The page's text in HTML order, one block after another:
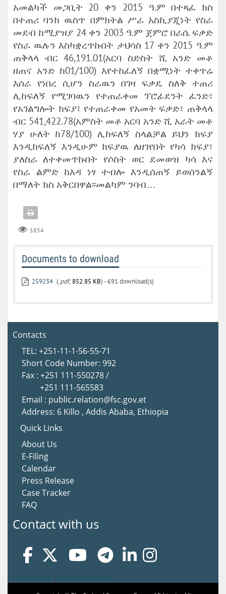
አመልካች መጋቢት 20 ቀን 2015 ዓ.ም በተጻፈ ክስ
በተጠሪ ባንክ ዉስጥ በምክትል ሥራ አስኪያጂነት የስራ
መደብ ከሚያዝያ 24 ቀን 2003 ዓ.ም ጀምሮ በራሴ ፍቃድ
የስራ ዉሉን እስካቋረጥኩበት ታህሳስ 17 ቀን 2015 ዓ.ም
ጠቅላላ ብር 46,191.01(አርባ ስድስት ሺ አንድ መቶ
ዘጠና አንድ ከ01/100) እየተከፈለኝ በቋሚነት ተቀጥሬ
እሰራ የነበረ ሲሆን ስራዉን በገዛ ፍቃዴ ስለቅ ተጠሪ
ሊከፍለኝ የሚገባዉን የተጠራቀመ ፕሮፊደንት ፈንድ፣
የአገልግሎት ክፍያ፣ የተጠራቀመ የአመት ፍቃድ፣ ጠቅላላ
ብር 541,422.78(አምስት መቶ አርባ አንድ ሺ አራት መቶ
ሃያ ሁለት ከ78/100) ሊከፍለኝ ስላልቻል ይህን ክፍያ
እንዲከፍለኝ እንዲሁም ክፍያዉ ለዘገየበት የካሳ ክፍያ፣
ያለስራ ለተቀመጥኩበት የሶስት ወር ደመወዝ ካሳ እና
የስራ ልምድ ከእዳ ነፃ ተብሎ እንዲሰጠኝ ይወሰንልኝ
በማለት ክስ አቅርበዋል፡፡መልካም ንባብ…
5854
Documents to download
259234 (.pdf, 852.85 KB) - 691 download(s)
Contacts
TEL: +251-11-1-56-55-71
Short Code Number: 992
Fax : +251 111-550278 /
+251 111-565583
Email : public.relation@fsc.gov.et
Address: 6 Killo , Addis Ababa, Ethiopia
Quick Links
About Us
E-Filing
Calendar
Press Release
Case Tracker
FAQ
Contact with us
|